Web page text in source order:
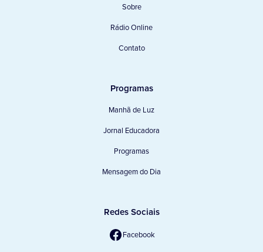
Sobre
Rádio Online
Contato
Programas
Manhã de Luz
Jornal Educadora
Programas
Mensagem do Dia
Redes Sociais
Facebook